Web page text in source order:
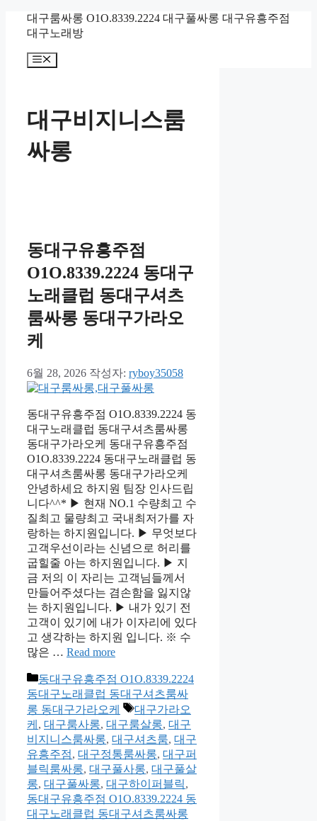
대구룸싸롱 O1O.8339.2224 대구풀싸롱 대구유흥주점
대구노래방
메
대구비지니스룸
싸롱
동대구유흥주점
O1O.8339.2224 동대구
노래클럽 동대구셔츠
룸싸롱 동대구가라오
케
6월 28, 2026 작성자: ryboy35058
동대구유흥주점 O1O.8339.2224 동
대구노래클럽 동대구셔츠룸싸롱
동대구가라오케 동대구유흥주점
O1O.8339.2224 동대구노래클럽 동
대구셔츠룸싸롱 동대구가라오케
안녕하세요 하지원 팀장 인사드립
니다^^* ▶ 현재 NO.1 수량최고 수
질최고 물량최고 국내최저가를 자
랑하는 하지원입니다. ▶ 무엇보다
고객우선이라는 신념으로 허리를
굽힐줄 아는 하지원입니다. ▶ 지
금 저의 이 자리는 고객님들께서
만들어주셨다는 겸손함을 잃지않
는 하지원입니다. ▶ 내가 있기 전
고객이 있기에 내가 이자리에 있다
고 생각하는 하지원 입니다. ※ 수
많은 … Read more
카
테
고
리
동대구유흥주점 O1O.8339.2224
동대구노래클럽 동대구셔츠룸싸
롱 동대구가라오케
태
그
대구가라오
케 , 대구룸사롱, 대구룸살롱, 대구
비지니스룸싸롱, 대구셔츠룸, 대구
유흥주점, 대구정통룸싸롱, 대구퍼
블릭룸싸롱, 대구풀사롱, 대구풀살
롱, 대구풀싸롱, 대구하이퍼블릭,
동대구유흥주점 O1O.8339.2224 동
대구노래클럽 동대구셔츠룸싸롱